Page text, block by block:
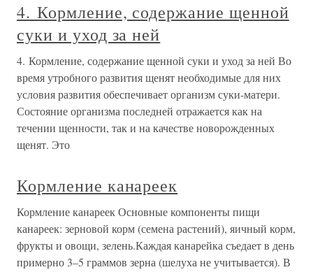
4. Кормление, содержание щенной
суки и уход за ней
4. Кормление, содержание щенной суки и уход за ней Во
время утробного развития щенят необходимые для них
условия развития обеспечивает организм суки-матери.
Состояние организма последней отражается как на
течении щенности, так и на качестве новорожденных
щенят. Это
Кормление канареек
Кормление канареек Основные компоненты пищи
канареек: зерновой корм (семена растений), яичный корм,
фрукты и овощи, зелень.Каждая канарейка съедает в день
примерно 3–5 граммов зерна (шелуха не учитывается). В